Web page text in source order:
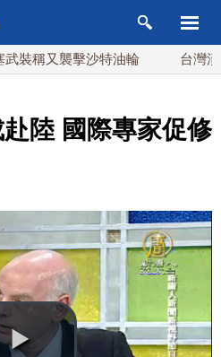
又襲擊沙特油輪 台灣漢光演
陸 國際專家促修